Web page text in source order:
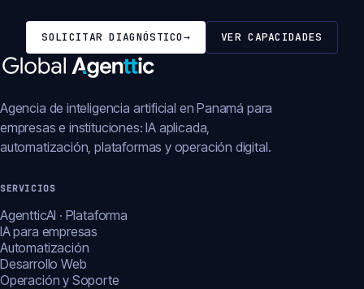
SOLICITAR DIAGNÓSTICO→ VER CAPACIDADES
Agencia de inteligencia artificial en Panamá para
empresas e instituciones: IA aplicada,
automatización, plataformas y operación digital.
SERVICIOS
AgentticAI · Plataforma
IA para empresas
Automatización
Desarrollo Web
Operación y Soporte